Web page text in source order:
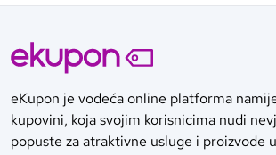
eKupon je vodeća online platforma
kupovini, koja svojim korisnicima nudi
popuste za atraktivne usluge i proizvode